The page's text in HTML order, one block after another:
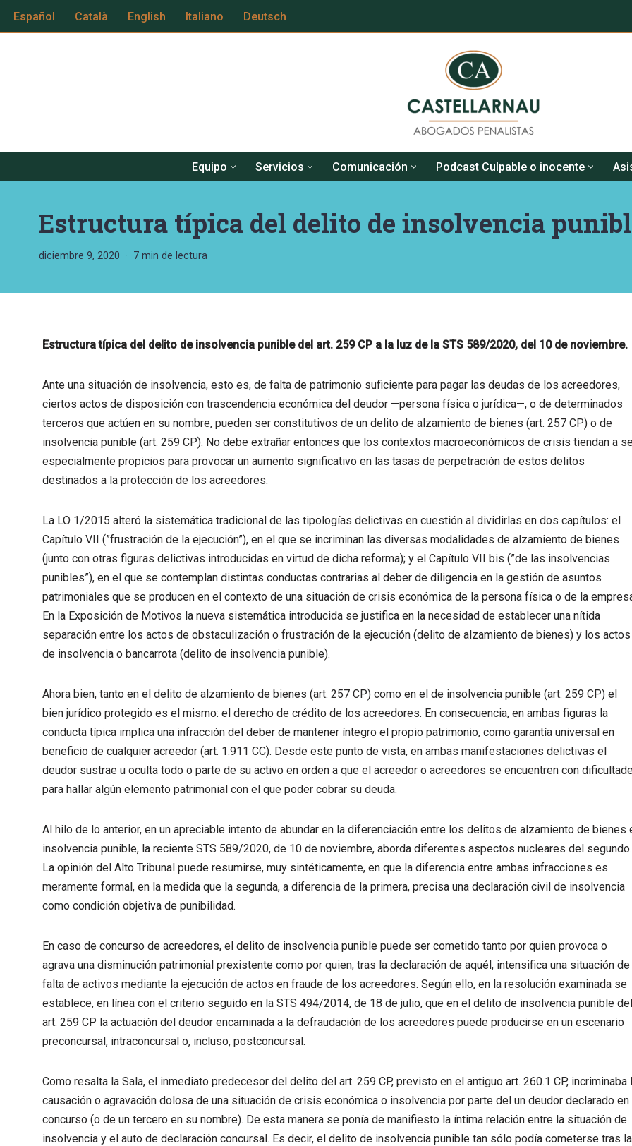
Español Català English Italiano Deutsch
Equipo Servicios Comunicación Podcast Culpable o inocente
Estructura típica del delito de insolvencia
diciembre 9, 2020 7 min de lectura
Estructura típica del delito de insolvencia punible del art. 259 CP a la luz de la STS 589/2020, del 10 de noviembre.
Ante una situación de insolvencia, esto es, de falta de patrimonio suficiente para pagar las deudas de los acreedores,
ciertos actos de disposición con trascendencia económica del deudor —persona física o jurídica—, o de determinados
terceros que actúen en su nombre, pueden ser constitutivos de un delito de alzamiento de bienes (art. 257 CP) o de
insolvencia punible (art. 259 CP). No debe extrañar entonces que los contextos macroeconómicos de crisis tiendan a
especialmente propicios para provocar un aumento significativo en las tasas de perpetración de estos delitos
destinados a la protección de los acreedores.
La LO 1/2015 alteró la sistemática tradicional de las tipologías delictivas en cuestión al dividirlas en dos capítulos: el
Capítulo VII (”frustración de la ejecución”), en el que se incriminan las diversas modalidades de alzamiento de bienes
(junto con otras figuras delictivas introducidas en virtud de dicha reforma); y el Capítulo VII bis (”de las insolvencias
punibles”), en el que se contemplan distintas conductas contrarias al deber de diligencia en la gestión de asuntos
patrimoniales que se producen en el contexto de una situación de crisis económica de la persona física o de la
En la Exposición de Motivos la nueva sistemática introducida se justifica en la necesidad de establecer una nítida
separación entre los actos de obstaculización o frustración de la ejecución (delito de alzamiento de bienes) y los actos
de insolvencia o bancarrota (delito de insolvencia punible).
Ahora bien, tanto en el delito de alzamiento de bienes (art. 257 CP) como en el de insolvencia punible (art. 259 CP) el
bien jurídico protegido es el mismo: el derecho de crédito de los acreedores. En consecuencia, en ambas figuras la
conducta típica implica una infracción del deber de mantener íntegro el propio patrimonio, como garantía universal en
beneficio de cualquier acreedor (art. 1.911 CC). Desde este punto de vista, en ambas manifestaciones delictivas el
deudor sustrae u oculta todo o parte de su activo en orden a que el acreedor o acreedores se encuentren con
para hallar algún elemento patrimonial con el que poder cobrar su deuda.
Al hilo de lo anterior, en un apreciable intento de abundar en la diferenciación entre los delitos de alzamiento de bienes
insolvencia punible, la reciente STS 589/2020, de 10 de noviembre, aborda diferentes aspectos nucleares del segundo.
La opinión del Alto Tribunal puede resumirse, muy sintéticamente, en que la diferencia entre ambas infracciones es
meramente formal, en la medida que la segunda, a diferencia de la primera, precisa una declaración civil de insolvencia
como condición objetiva de punibilidad.
En caso de concurso de acreedores, el delito de insolvencia punible puede ser cometido tanto por quien provoca o
agrava una disminución patrimonial prexistente como por quien, tras la declaración de aquél, intensifica una situación de
falta de activos mediante la ejecución de actos en fraude de los acreedores. Según ello, en la resolución examinada se
establece, en línea con el criterio seguido en la STS 494/2014, de 18 de julio, que en el delito de insolvencia punible del
art. 259 CP la actuación del deudor encaminada a la defraudación de los acreedores puede producirse en un escenario
preconcursal, intraconcursal o, incluso, postconcursal.
Como resalta la Sala, el inmediato predecesor del delito del art. 259 CP, previsto en el antiguo art. 260.1 CP, incriminaba
causación o agravación dolosa de una situación de crisis económica o insolvencia por parte del un deudor declarado en
concurso (o de un tercero en su nombre). De esta manera se ponía de manifiesto la íntima relación entre la situación de
insolvencia y el auto de declaración concursal. Es decir, el delito de insolvencia punible tan sólo podía cometerse tras la